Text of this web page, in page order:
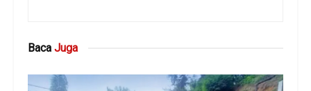
Baca Juga